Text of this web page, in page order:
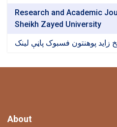
Research and Academic
Sheikh Zayed University
پوهنتون فسبوک پاڼې لینک
About